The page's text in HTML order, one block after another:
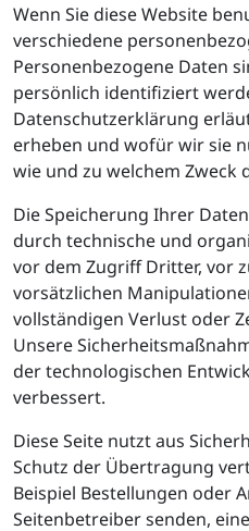
Wenn Sie diese Website
verschiedene
Personenbezogene Daten
persönlich identifiziert
Datenschutzerklärung
erheben und wofür wir sie
wie und zu welchem Zweck
Die Speicherung Ihrer
durch technische und
vor dem Zugriff Dritter, vor
vorsätzlichen
vollständigen Verlust oder
Unsere
der technologischen
verbessert.
Diese Seite nutzt aus
Schutz der Übertragung
Beispiel Bestellungen oder
Seitenbetreiber senden, eine